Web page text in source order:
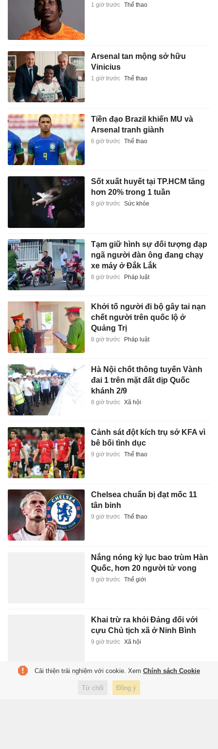
1 giờ trước Thể thao
Arsenal tan mộng sở hữu
Vinicius
1 giờ trước Thể thao
Tiền đạo Brazil khiến MU và
Arsenal tranh giành
6 giờ trước Thể thao
Sốt xuất huyết tại TP.HCM tăng
hơn 20% trong 1 tuần
8 giờ trước Sức khỏe
Tạm giữ hình sự đối tượng đạp
ngã người đàn ông đang chạy
xe máy ở Đắk Lắk
8 giờ trước Pháp luật
Khởi tố người đi bộ gây tai nạn
chết người trên quốc lộ ở
Quảng Trị
8 giờ trước Pháp luật
Hà Nội chốt thông tuyến Vành
đai 1 trên mặt đất dịp Quốc
khánh 2/9
8 giờ trước Xã hội
Cảnh sát đột kích trụ sở KFA vì
bê bối tình dục
9 giờ trước Thể thao
Chelsea chuẩn bị đạt mốc 11
tân binh
9 giờ trước Thể thao
Nắng nóng kỷ lục bao trùm Hàn
Quốc, hơn 20 người tử vong
9 giờ trước Thế giới
Khai trừ ra khỏi Đảng đối với
cựu Chủ tịch xã ở Ninh Bình
9 giờ trước Xã hội
Sao Nhật Bản trở thành mục
tiêu thay thế Welbeck
Cải thiện trải nghiệm với cookie. Xem Chính sách Cookie
Từ chối Đồng ý